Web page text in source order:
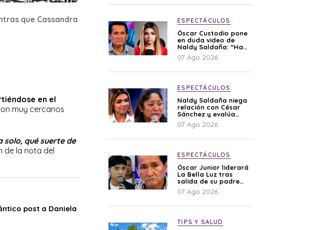
que Cassandra
en el
muy cercanos
solo, qué suerte de
de la nota del
post a Daniela
ESPECTÁCULOS
Óscar Custodio pone
en duda video de
Naldy Saldaña: “Hay
cosas que de repente
se han editado”
07 Ago 2026
ESPECTÁCULOS
Naldy Saldaña niega
relación con César
Sánchez y evalúa
denunciar a su
esposa: “Es una
07 Ago 2026
ESPECTÁCULOS
Óscar Junior liderará
La Bella Luz tras
salida de su padre
por polémica con
Naldy Saldaña
07 Ago 2026
TIPS Y SALUD